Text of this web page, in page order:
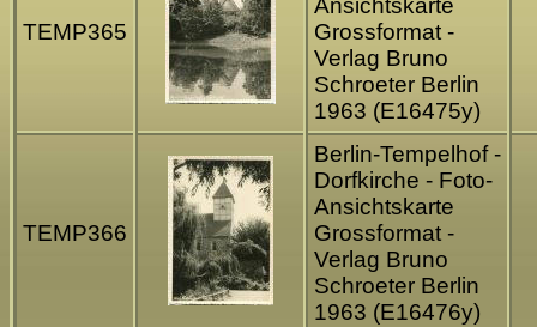
TEMP365
Ansichtskarte
Grossformat -
Verlag Bruno
Schroeter Berlin
1963 (E16475y)
TEMP366
Berlin-Tempelhof -
Dorfkirche - Foto-
Ansichtskarte
Grossformat -
Verlag Bruno
Schroeter Berlin
1963 (E16476y)